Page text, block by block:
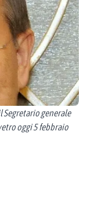
Segretario generale
oggi 5 febbraio